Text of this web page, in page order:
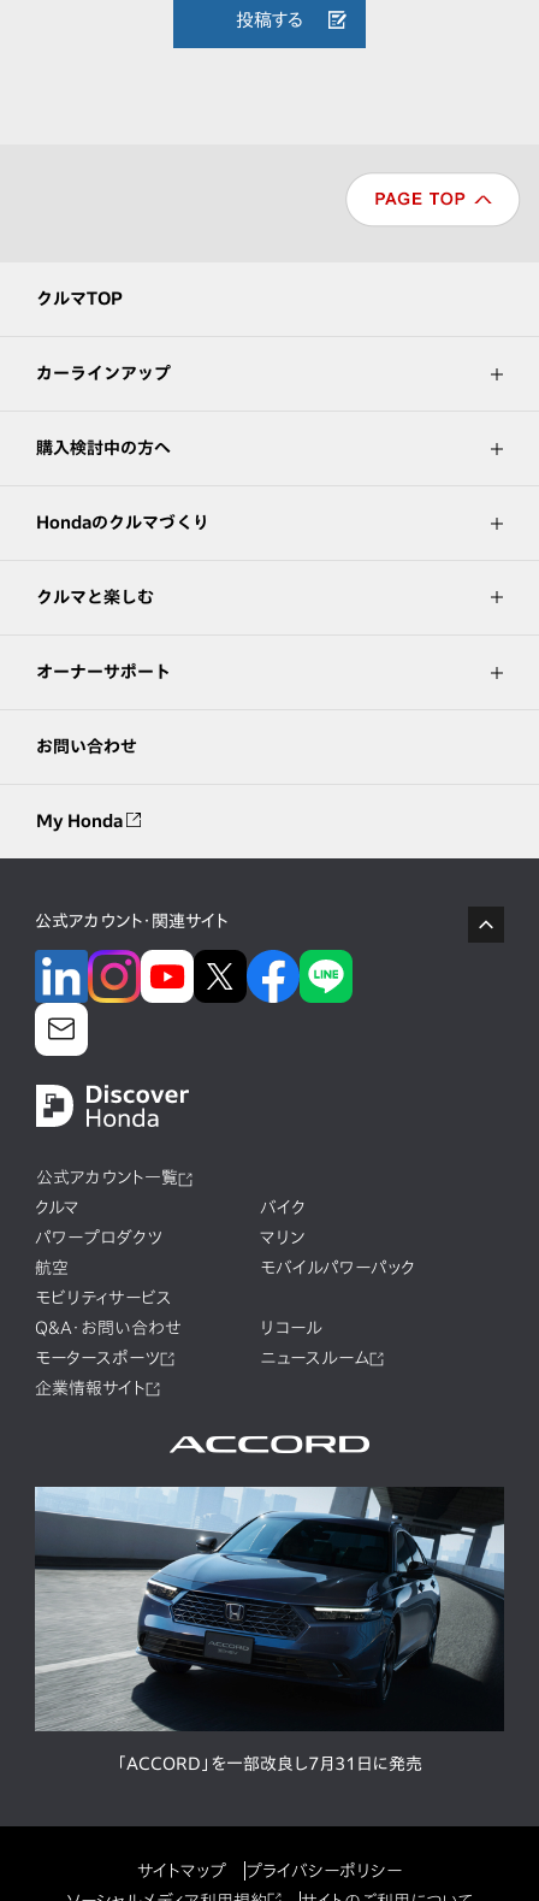
投稿する
クルマTOP
カーラインアップ
購入検討中の方へ
Hondaのクルマづくり
クルマと楽しむ
オーナーサポート
お問い合わせ
My Honda
公式アカウント・関連サイト
公式アカウント一覧
クルマ
バイク
パワープロダクツ
マリン
航空
モバイルパワーパック
モビリティサービス
Q&A・お問い合わせ
リコール
モータースポーツ
ニュースルーム
企業情報サイト
「ACCORD」を一部改良し7月31日に発売
サイトマップ
プライバシーポリシー